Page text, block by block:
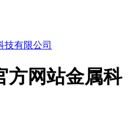
方网站金属科